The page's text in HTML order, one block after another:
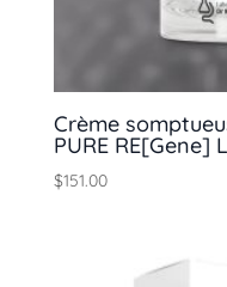
Crème
PURE
$151.00